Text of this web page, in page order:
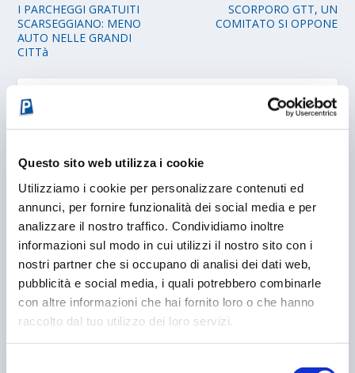
Questo sito web utilizza i cookie
Utilizziamo i cookie per personalizzare contenuti ed
annunci, per fornire funzionalità dei social media e per
analizzare il nostro traffico. Condividiamo inoltre
informazioni sul modo in cui utilizzi il nostro sito con i
nostri partner che si occupano di analisi dei dati web,
pubblicità e social media, i quali potrebbero combinarle
con altre informazioni che hai fornito loro o che hanno
raccolto dal tuo utilizzo dei loro servizi.
I PARCHEGGI GRATUITI
SCARSEGGIANO: MENO
AUTO NELLE GRANDI
CITTà
SCORPORO GTT, UN
COMITATO SI OPPONE
STOP AI PARCHEGGI: COSÌ LE CITTÀ CAMBIANO